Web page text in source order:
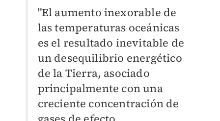
"El aumento inexorable de
las temperaturas oceánicas
es el resultado inevitable de
un desequilibrio energético
de la Tierra, asociado
principalmente con una
creciente concentración de